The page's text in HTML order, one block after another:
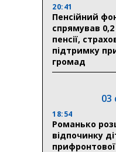
20:41
Пенсійний
спрямував
пенсії,
підтримку
громад
03
18:54
Романько
відпочинку